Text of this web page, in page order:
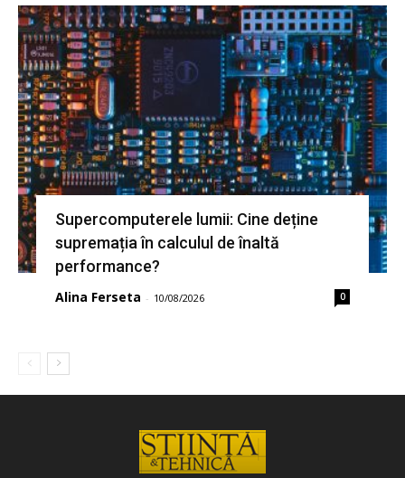
Supercomputerele lumii: Cine deține
supremația în calculul de înaltă
performance?
Alina Ferseta - 10/08/2026 0